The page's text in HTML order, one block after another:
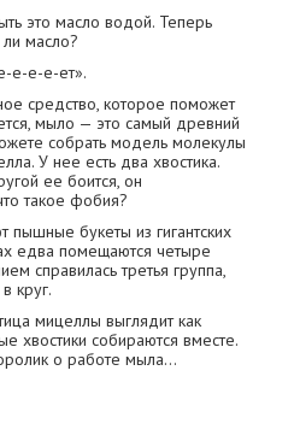
это масло водой. Теперь
масло?
е-е-е-ет».
средство, которое поможет
мыло — это самый древний
собрать модель молекулы
У нее есть два хвостика.
ее боится, он
такое фобия?
букеты из гигантских
едва помещаются четыре
справилась третья группа,
круг.
мицеллы выглядит как
хвостики собираются вместе.
о работе мыла...